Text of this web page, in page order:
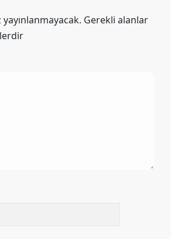
Gerekli alanlar